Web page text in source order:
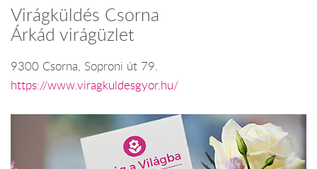
Virágküldés Csorna
Árkád virágüzlet
9300 Csorna, Soproni út 79.
https://www.viragkuldesgyor.hu/